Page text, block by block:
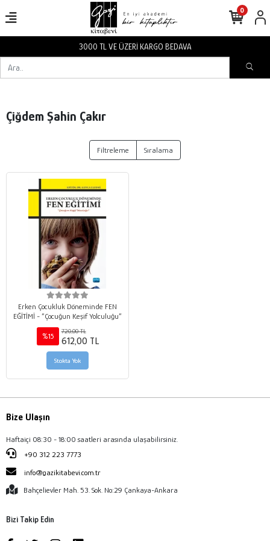
3000 TL VE ÜZERİ KARGO BEDAVA
0
Çiğdem Şahin Çakır
Filtreleme Sıralama
Erken Çocukluk Döneminde FEN
EĞİTİMİ - “Çocuğun Keşif Yolculuğu”
%15
720,00 TL
612,00 TL
Stokta Yok
Bize Ulaşın
Haftaiçi 08:30 - 18:00 saatleri arasında ulaşabilirsiniz.
+90 312 223 7773
info@gazikitabevi.com.tr
Bahçelievler Mah. 53. Sok. No:29 Çankaya-Ankara
Bizi Takip Edin